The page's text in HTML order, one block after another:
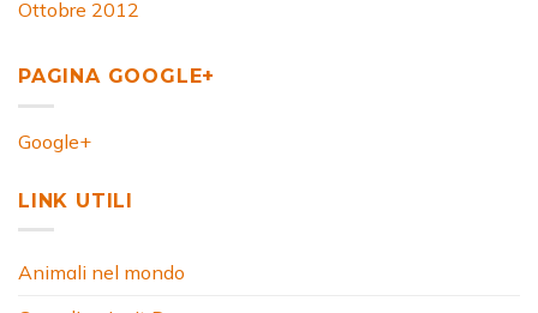
Ottobre 2012
PAGINA GOOGLE+
Google+
LINK UTILI
Animali nel mondo